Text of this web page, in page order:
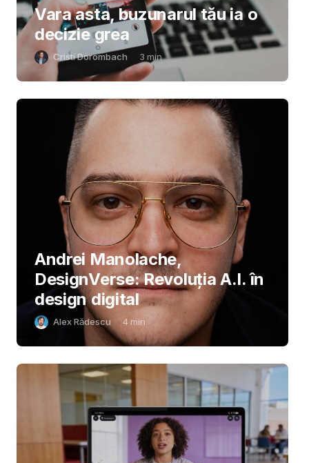
Vara asta, buzunarul tău ia o
decizie grea
Cristi Dorombach 3 min
Andrei Manolache,
DesignVerse: Revoluția A.I. în
design digital
Alex Rădescu 4 min